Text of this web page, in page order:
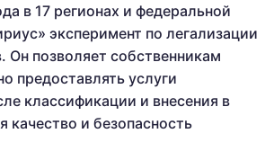
в 17 регионах и федеральной
эксперимент по легализации
Он позволяет собственникам
предоставлять услуги
классификации и внесения в
качество и безопасность